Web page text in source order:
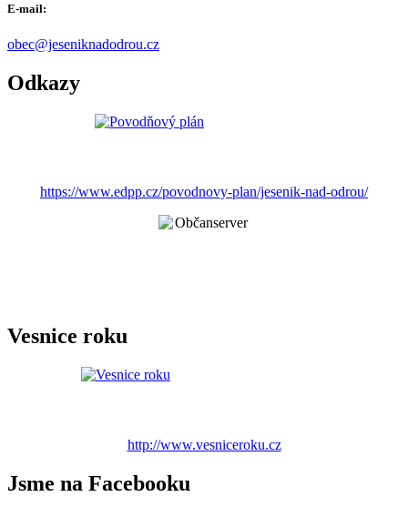
E-mail:
obec@jeseniknadodrou.cz
Odkazy
https://www.edpp.cz/povodnovy-plan/jesenik-nad-odrou/
Vesnice roku
http://www.vesniceroku.cz
Jsme na Facebooku